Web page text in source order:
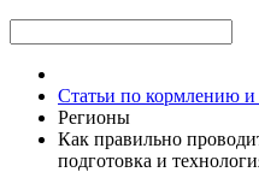
Статьи по кормлению
Регионы
Как правильно
подготовка и